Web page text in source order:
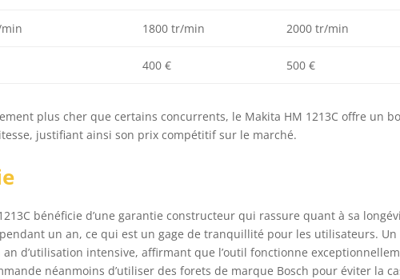
1800 tr/min 2000 tr/min
400 € 500 €
plus cher que certains concurrents, le Makita HM 1213C offre un
justifiant ainsi son prix compétitif sur le marché.
bénéficie d’une garantie constructeur qui rassure quant à sa
un an, ce qui est un gage de tranquillité pour les utilisateurs. Un
d’utilisation intensive, affirmant que l’outil fonctionne
néanmoins d’utiliser des forets de marque Bosch pour éviter la